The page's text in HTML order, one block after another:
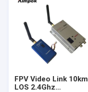
FPV Video Link 10km
LOS 2.4Ghz